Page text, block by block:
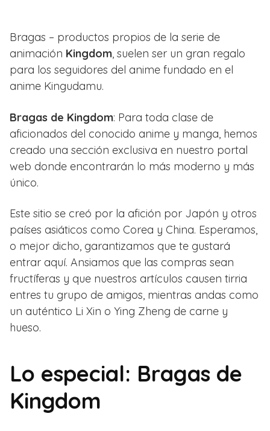
Bragas – productos propios de la serie de
animación Kingdom, suelen ser un gran regalo
para los seguidores del anime fundado en el
anime Kingudamu.
Bragas de Kingdom: Para toda clase de
aficionados del conocido anime y manga, hemos
creado una sección exclusiva en nuestro portal
web donde encontrarán lo más moderno y más
único.
Este sitio se creó por la afición por Japón y otros
países asiáticos como Corea y China. Esperamos,
o mejor dicho, garantizamos que te gustará
entrar aquí. Ansiamos que las compras sean
fructíferas y que nuestros artículos causen tirria
entres tu grupo de amigos, mientras andas como
un auténtico Li Xin o Ying Zheng de carne y
hueso.
Lo especial: Bragas de
Kingdom